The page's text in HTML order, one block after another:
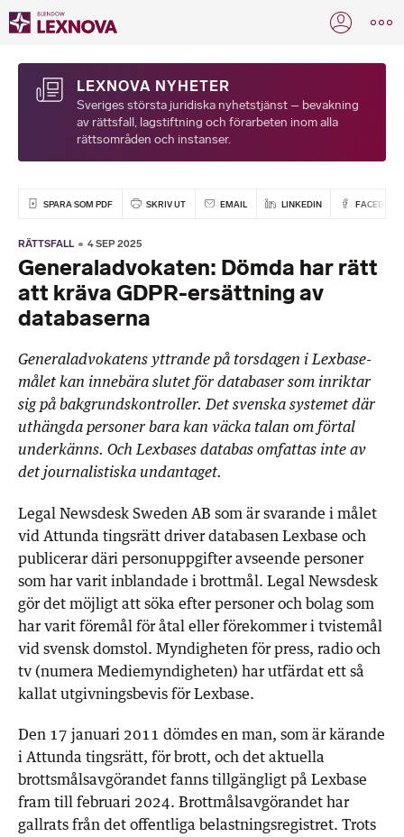
LEXNOVA NYHETER
Sveriges största juridiska nyhetstjänst – bevakning
av rättsfall, lagstiftning och förarbeten inom alla
rättsområden och instanser.
SPARA SOM PDF SKRIV UT EMAIL LINKEDIN FACEBOOK
RÄTTSFALL 4 SEP 2025
Generaladvokaten: Dömda har rätt
att kräva GDPR-ersättning av
databaserna
Generaladvokatens yttrande på torsdagen i Lexbase-
målet kan innebära slutet för databaser som inriktar
sig på bakgrundskontroller. Det svenska systemet där
uthängda personer bara kan väcka talan om förtal
underkänns. Och Lexbases databas omfattas inte av
det journalistiska undantaget.
Legal Newsdesk Sweden AB som är svarande i målet
vid Attunda tingsrätt driver databasen Lexbase och
publicerar däri personuppgifter avseende personer
som har varit inblandade i brottmål. Legal Newsdesk
gör det möjligt att söka efter personer och bolag som
har varit föremål för åtal eller förekommer i tvistemål
vid svensk domstol. Myndigheten för press, radio och
tv (numera Mediemyndigheten) har utfärdat ett så
kallat utgivningsbevis för Lexbase.
Den 17 januari 2011 dömdes en man, som är kärande
i Attunda tingsrätt, för brott, och det aktuella
brottsmålsavgörandet fanns tillgängligt på Lexbase
fram till februari 2024. Brottmålsavgörandet har
gallrats från det offentliga belastningsregistret. Trots